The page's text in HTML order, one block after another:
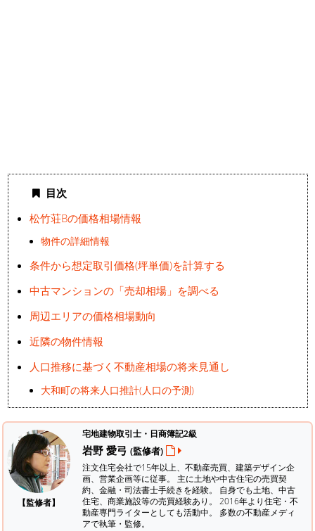
目次
松竹荘Bの価格相場情報
物件の詳細情報
条件から想定取引価格(坪単価)を計算する
中古マンションの「売却相場」を調べる
周辺エリアの価格相場動向
近隣の物件情報
人口推移に基づく不動産相場の将来見通し
大和町の将来人口推計(人口の予測)
【監修者】
宅地建物取引士・日商簿記2級
岩野 愛弓 (監修者)
注文住宅会社で15年以上、不動産売買、建築デザイン企
画、営業企画等に従事。 主に土地や中古住宅の売買契
約、金融・司法書士手続きを経験。 自身でも土地、中古
住宅、商業施設等の売買経験あり。 2016年より住宅・不
動産専門ライターとしても活動中。 多数の不動産メディ
アで執筆・監修。